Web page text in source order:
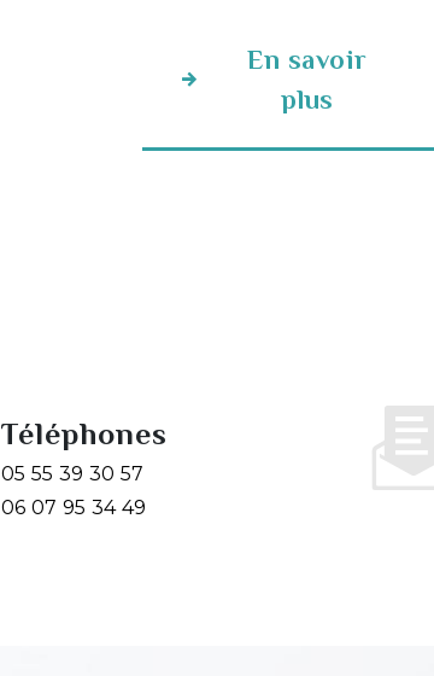
En savoir
plus
Téléphones
05 55 39 30 57
06 07 95 34 49